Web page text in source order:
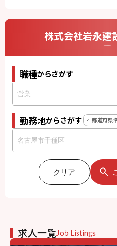
株式会社岩永建
CAREERS
職種からさがす
勤務地からさがす 都道府県
クリア
求人一覧Job Listings